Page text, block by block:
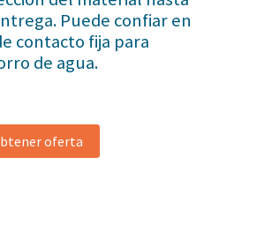
Puede confiar en
contacto fija para
de agua.
oferta